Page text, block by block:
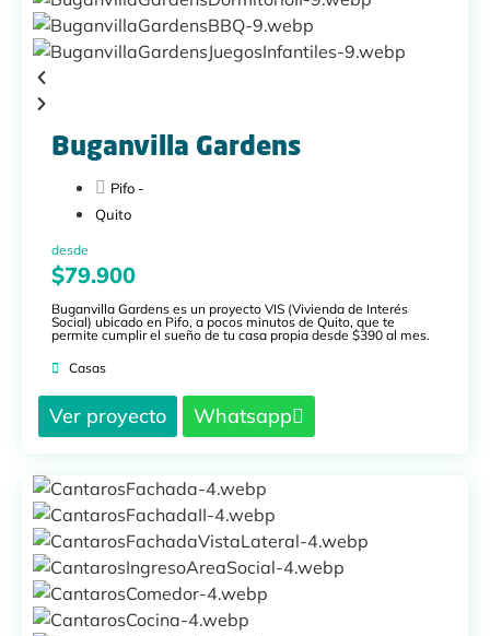
Buganvilla Gardens
Pifo -
Quito
desde
$79.900
Buganvilla Gardens es un proyecto VIS (Vivienda de Interés
Social) ubicado en Pifo, a pocos minutos de Quito, que te
permite cumplir el sueño de tu casa propia desde $390 al mes.
Casas
Ver proyecto Whatsapp